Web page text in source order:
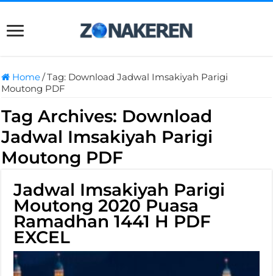
Home/Tag: Download Jadwal Imsakiyah Parigi
Moutong PDF
Tag Archives: Download
Jadwal Imsakiyah Parigi
Moutong PDF
Jadwal Imsakiyah Parigi
Moutong 2020 Puasa
Ramadhan 1441 H PDF
EXCEL